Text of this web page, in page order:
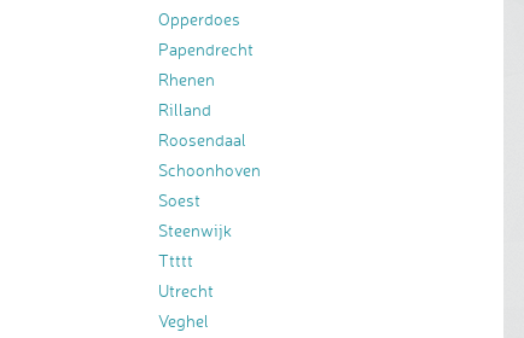
Opperdoes
Papendrecht
Rhenen
Rilland
Roosendaal
Schoonhoven
Soest
Steenwijk
Ttttt
Utrecht
Veghel